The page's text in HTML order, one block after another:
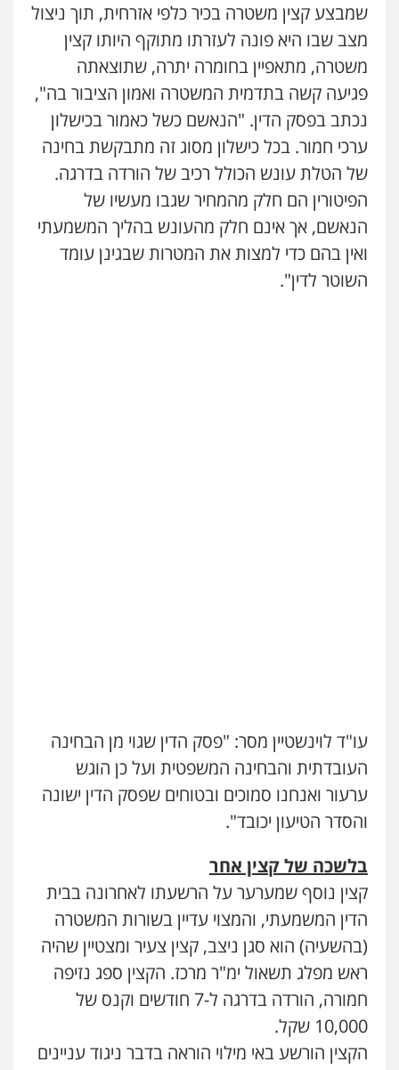
שמבצע קצין משטרה בכיר כלפי אזרחית, תוך ניצול
מצב שבו היא פונה לעזרתו מתוקף היותו קצין
משטרה, מתאפיין בחומרה יתרה, שתוצאתה
פגיעה קשה בתדמית המשטרה ואמון הציבור בה",
נכתב בפסק הדין. "הנאשם כשל כאמור בכישלון
ערכי חמור. בכל כישלון מסוג זה מתבקשת בחינה
של הטלת עונש הכולל רכיב של הורדה בדרגה.
הפיטורין הם חלק מהמחיר שגבו מעשיו של
הנאשם, אך אינם חלק מהעונש בהליך המשמעתי
ואין בהם כדי למצות את המטרות שבגינן עומד
השוטר לדין".
עו"ד לוינשטיין מסר: "פסק הדין שגוי מן הבחינה
העובדתית והבחינה המשפטית ועל כן הוגש
ערעור ואנחנו סמוכים ובטוחים שפסק הדין ישונה
והסדר הטיעון יכובד".
בלשכה של קצין אחר
קצין נוסף שמערער על הרשעתו לאחרונה בבית
הדין המשמעתי, והמצוי עדיין בשורות המשטרה
(בהשעיה) הוא סגן ניצב, קצין צעיר ומצטיין שהיה
ראש מפלג תשאול ימ"ר מרכז. הקצין ספג נזיפה
חמורה, הורדה בדרגה ל-7 חודשים וקנס של
10,000 שקל.
הקצין הורשע באי מילוי הוראה בדבר ניגוד עניינים